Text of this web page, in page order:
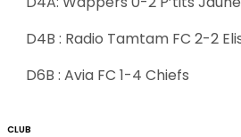
D4B : Radio Tamtam FC 2-2
D6B : Avia FC 1-4 Chiefs
CLUB